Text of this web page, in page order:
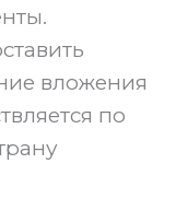
вложения
по